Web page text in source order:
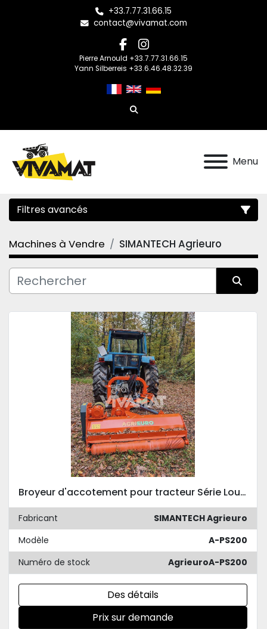
+33.7.77.31.66.15
contact@vivamat.com
facebook
instagram
Pierre Arnould +33.7.77.31.66.15
Yann Silberreis +33.6.46.48.32.39
Rechercher
Menu
Filtres avancés
Catégorie
Fabricant
Machines à Vendre SIMANTECH Agrieuro
Broyeur d'accotement pour tracteur Série Lourde SIMANTECH Agrieuro A-PS200
Fabricant
SIMANTECH Agrieuro
Modèle
A-PS200
Numéro de stock
AgrieuroA-PS200
Des détails
Prix sur demande